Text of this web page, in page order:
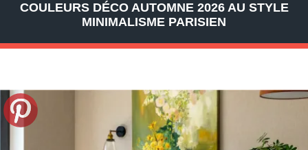
COULEURS DÉCO AUTOMNE 2026 AU STYLE
MINIMALISME PARISIEN